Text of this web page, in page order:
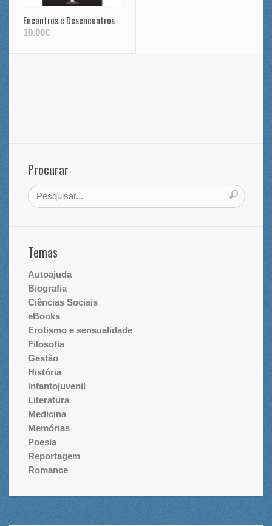
Encontros e Desencontros
10.00€
Procurar
Temas
Autoajuda
Biografia
Ciências Sociais
eBooks
Erotismo e sensualidade
Filosofia
Gestão
História
infantojuvenil
Literatura
Medicina
Memórias
Poesia
Reportagem
Romance